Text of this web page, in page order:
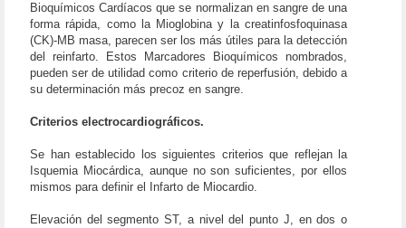
Bioquímicos Cardíacos que se normalizan en sangre de una
forma rápida, como la Mioglobina y la creatinfosfoquinasa
(CK)-MB masa, parecen ser los más útiles para la detección
del reinfarto. Estos Marcadores Bioquímicos nombrados,
pueden ser de utilidad como criterio de reperfusión, debido a
su determinación más precoz en sangre.
Criterios electrocardiográficos.
Se han establecido los siguientes criterios que reflejan la
Isquemia Miocárdica, aunque no son suficientes, por ellos
mismos para definir el Infarto de Miocardio.
Elevación del segmento ST, a nivel del punto J, en dos o